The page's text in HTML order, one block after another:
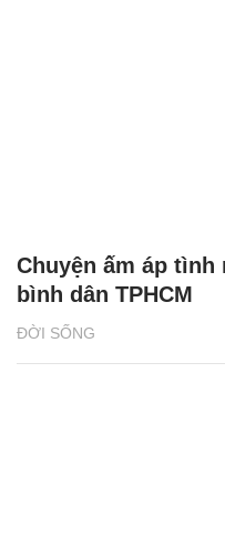
ĐỜI SỐNG
Chuyện ấm áp
bình dân TPHCM